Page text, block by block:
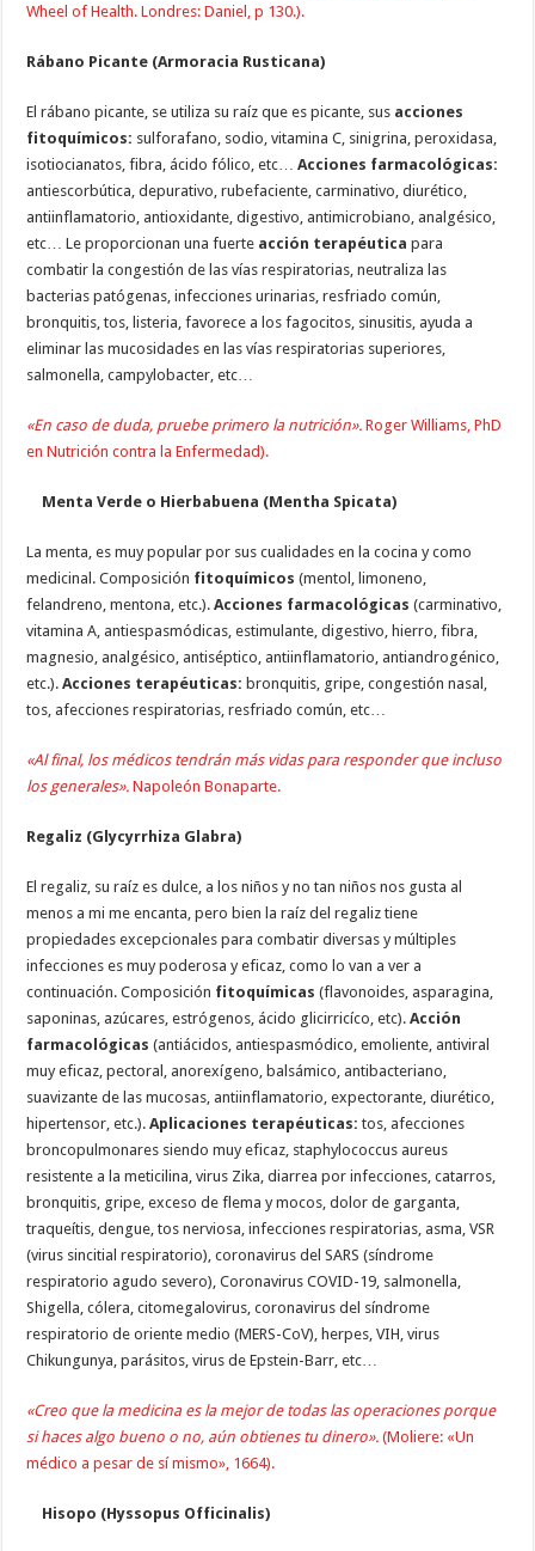
Wheel of Health. Londres: Daniel, p 130.).
Rábano Picante (Armoracia Rusticana)
El rábano picante, se utiliza su raíz que es picante, sus acciones
fitoquímicos: sulforafano, sodio, vitamina C, sinigrina, peroxidasa,
isotiocianatos, fibra, ácido fólico, etc…Acciones farmacológicas:
antiescorbútica, depurativo, rubefaciente, carminativo, diurético,
antiinflamatorio, antioxidante, digestivo, antimicrobiano, analgésico,
etc… Le proporcionan una fuerte acción terapéutica para
combatir la congestión de las vías respiratorias, neutraliza las
bacterias patógenas, infecciones urinarias, resfriado común,
bronquitis, tos, listeria, favorece a los fagocitos, sinusitis, ayuda a
eliminar las mucosidades en las vías respiratorias superiores,
salmonella, campylobacter, etc…
«En caso de duda, pruebe primero la nutrición». Roger Williams, PhD
en Nutrición contra la Enfermedad).
Menta Verde o Hierbabuena (Mentha Spicata)
La menta, es muy popular por sus cualidades en la cocina y como
medicinal. Composición fitoquímicos (mentol, limoneno,
felandreno, mentona, etc.).Acciones farmacológicas (carminativo,
vitamina A, antiespasmódicas, estimulante, digestivo, hierro, fibra,
magnesio, analgésico, antiséptico, antiinflamatorio, antiandrogénico,
etc.).Acciones terapéuticas: bronquitis, gripe, congestión nasal,
tos, afecciones respiratorias, resfriado común, etc…
«Al final, los médicos tendrán más vidas para responder que incluso
los generales». Napoleón Bonaparte.
Regaliz (Glycyrrhiza Glabra)
El regaliz, su raíz es dulce, a los niños y no tan niños nos gusta al
menos a mi me encanta, pero bien la raíz del regaliz tiene
propiedades excepcionales para combatir diversas y múltiples
infecciones es muy poderosa y eficaz, como lo van a ver a
continuación. Composición fitoquímicas (flavonoides, asparagina,
saponinas, azúcares, estrógenos, ácido glicirricíco, etc).Acción
farmacológicas (antiácidos, antiespasmódico, emoliente, antiviral
muy eficaz, pectoral, anorexígeno, balsámico, antibacteriano,
suavizante de las mucosas, antiinflamatorio, expectorante, diurético,
hipertensor, etc.).Aplicaciones terapéuticas: tos, afecciones
broncopulmonares siendo muy eficaz, staphylococcus aureus
resistente a la meticilina, virus Zika, diarrea por infecciones, catarros,
bronquitis, gripe, exceso de flema y mocos, dolor de garganta,
traqueítis, dengue, tos nerviosa, infecciones respiratorias, asma, VSR
(virus sincitial respiratorio), coronavirus del SARS (síndrome
respiratorio agudo severo), Coronavirus COVID-19, salmonella,
Shigella, cólera, citomegalovirus, coronavirus del síndrome
respiratorio de oriente medio (MERS-CoV), herpes, VIH, virus
Chikungunya, parásitos, virus de Epstein-Barr, etc…
«Creo que la medicina es la mejor de todas las operaciones porque
si haces algo bueno o no, aún obtienes tu dinero». (Moliere: «Un
médico a pesar de sí mismo», 1664).
Hisopo (Hyssopus Officinalis)